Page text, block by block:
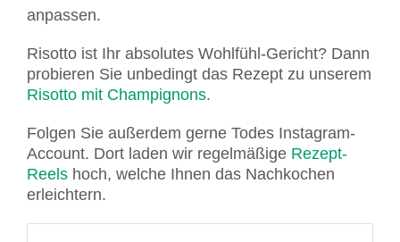
anpassen.
Risotto ist Ihr absolutes Wohlfühl-Gericht? Dann
probieren Sie unbedingt das Rezept zu unserem
Risotto mit Champignons.
Folgen Sie außerdem gerne Todes Instagram-
Account. Dort laden wir regelmäßige Rezept-
Reels hoch, welche Ihnen das Nachkochen
erleichtern.